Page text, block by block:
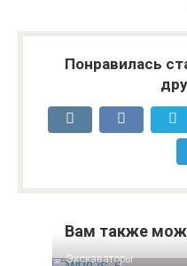
Понравилась
Вам также
Экскаваторы